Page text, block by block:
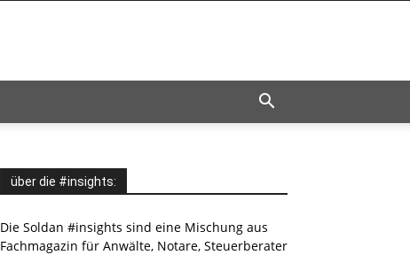
über die #insights:
Die Soldan #insights sind eine Mischung aus
Fachmagazin für Anwälte, Notare, Steuerberater